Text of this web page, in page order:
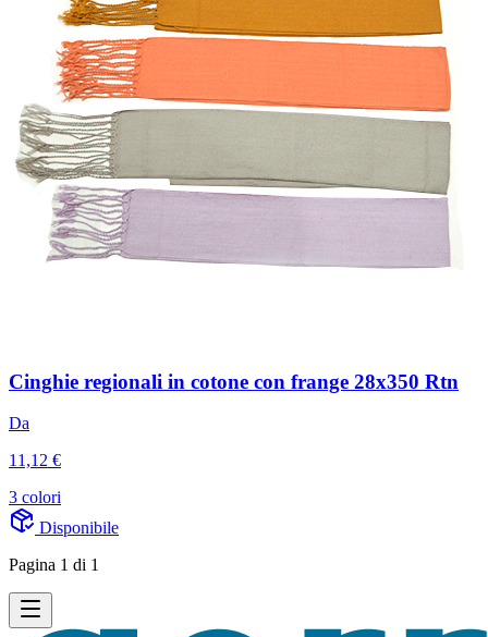
Cinghie regionali in cotone con frange 28x350 Rtn
Da
11,12 €
3 colori
Disponibile
Pagina 1 di 1